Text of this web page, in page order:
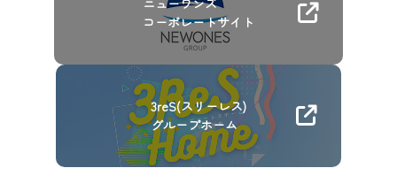
コーポレートサイト
3reS(スリーレス)
グループホーム